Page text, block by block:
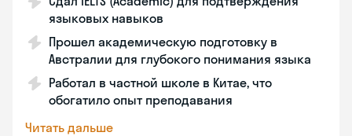
языковых навыков
Прошел академическую подготовку в
Австралии для глубокого понимания языка
Работал в частной школе в Китае, что
обогатило опыт преподавания
Читать дальше